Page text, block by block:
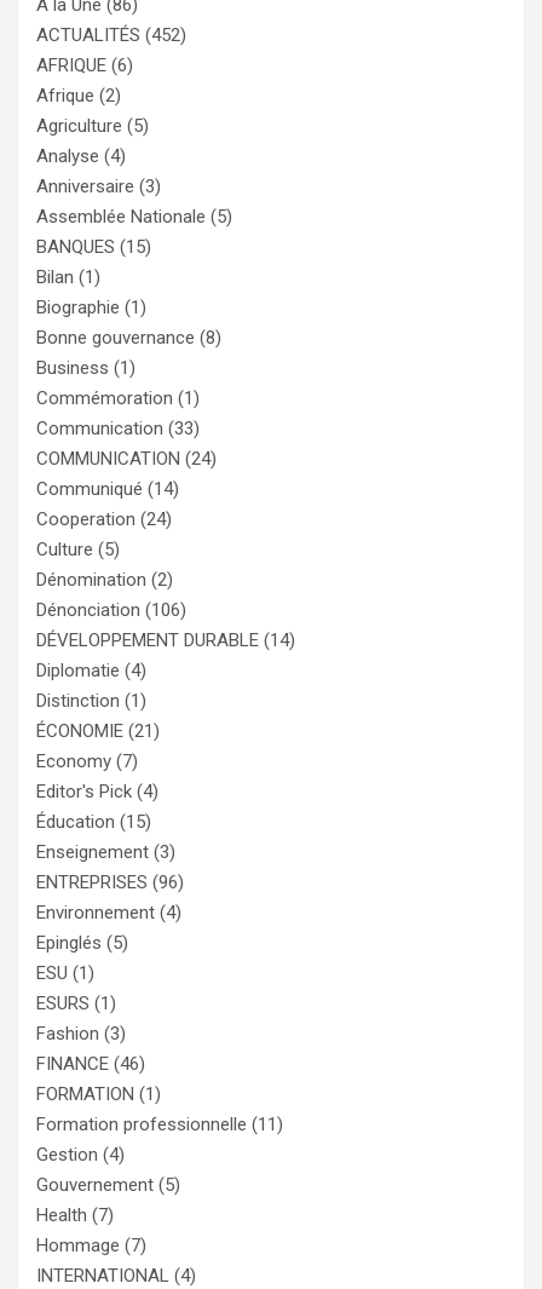
A la Une (86)
ACTUALITÉS (452)
AFRIQUE (6)
Afrique (2)
Agriculture (5)
Analyse (4)
Anniversaire (3)
Assemblée Nationale (5)
BANQUES (15)
Bilan (1)
Biographie (1)
Bonne gouvernance (8)
Business (1)
Commémoration (1)
Communication (33)
COMMUNICATION (24)
Communiqué (14)
Cooperation (24)
Culture (5)
Dénomination (2)
Dénonciation (106)
DÉVELOPPEMENT DURABLE (14)
Diplomatie (4)
Distinction (1)
ÉCONOMIE (21)
Economy (7)
Editor's Pick (4)
Éducation (15)
Enseignement (3)
ENTREPRISES (96)
Environnement (4)
Epinglés (5)
ESU (1)
ESURS (1)
Fashion (3)
FINANCE (46)
FORMATION (1)
Formation professionnelle (11)
Gestion (4)
Gouvernement (5)
Health (7)
Hommage (7)
INTERNATIONAL (4)